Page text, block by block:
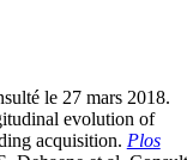
le 27 mars 2018.
evolution of
acquisition. Plos